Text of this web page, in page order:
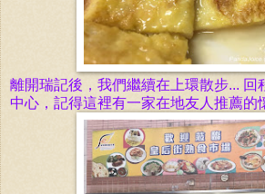
離開瑞記後，我們繼續在上環散步... 回
中心，記得這裡有一家在地友人推薦的